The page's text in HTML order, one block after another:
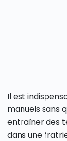
Il est
manuels sans
entraîner des
dans une